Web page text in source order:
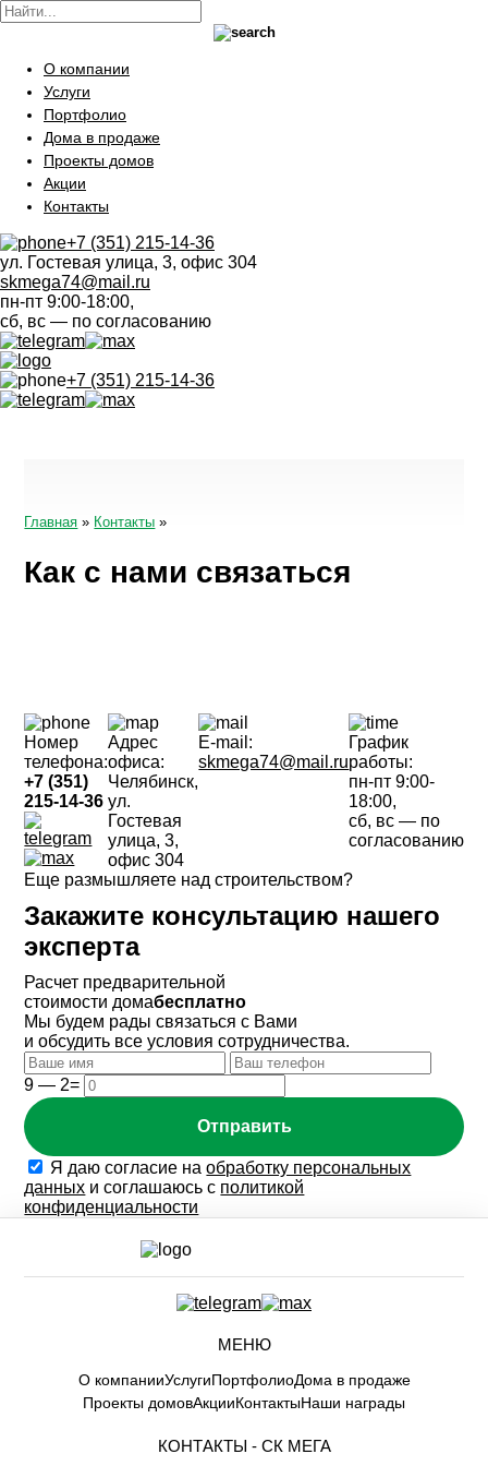
О компании
Услуги
Портфолио
Дома в продаже
Проекты домов
Акции
Контакты
+7 (351) 215-14-36
ул. Гостевая улица, 3, офис 304
skmega74@mail.ru
пн-пт 9:00-18:00,
сб, вс — по согласованию
+7 (351) 215-14-36
Главная » Контакты »
Как с нами связаться
Номер
телефона:
+7 (351)
215-14-36
Адрес
офиса:
Челябинск,
ул.
Гостевая
улица, 3,
офис 304
E-mail:
skmega74@mail.ru
График
работы:
пн-пт 9:00-
18:00,
сб, вс — по
согласованию
Еще размышляете над строительством?
Закажите консультацию нашего
эксперта
Расчет предварительной
стоимости домабесплатно
Мы будем рады связаться с Вами
и обсудить все условия сотрудничества.
9 — 2=
Отправить
Я даю согласие наобработку персональных
данных и соглашаюсь с политикой
конфиденциальности
МЕНЮ
О компанииУслугиПортфолиоДома в продаже
Проекты домовАкцииКонтактыНаши награды
КОНТАКТЫ - СК МЕГА